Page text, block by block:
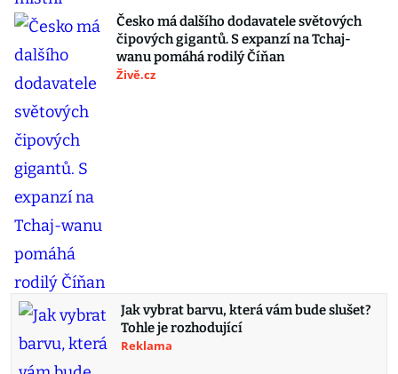
Česko má dalšího dodavatele světových
čipových gigantů. S expanzí na Tchaj-
wanu pomáhá rodilý Číňan
Živě.cz
Jak vybrat barvu, která vám bude slušet?
Tohle je rozhodující
Reklama